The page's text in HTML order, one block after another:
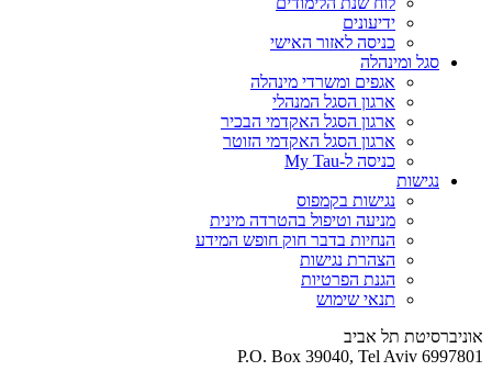
ידיעונים
כניסה לאזור האישי
סגל ומינהלה
אגפים ומשרדי מינהלה
ארגון הסגל המנהלי
ארגון הסגל האקדמי הבכיר
ארגון הסגל האקדמי הזוטר
כניסה ל-My Tau
נגישות
נגישות בקמפוס
מניעה וטיפול בהטרדה מינית
הנחיות בדבר חוק חופש המידע
הצהרת נגישות
הגנת הפרטיות
תנאי שימוש
אוניברסיטת תל אביב
P.O. Box 39040, Tel Aviv 6997801